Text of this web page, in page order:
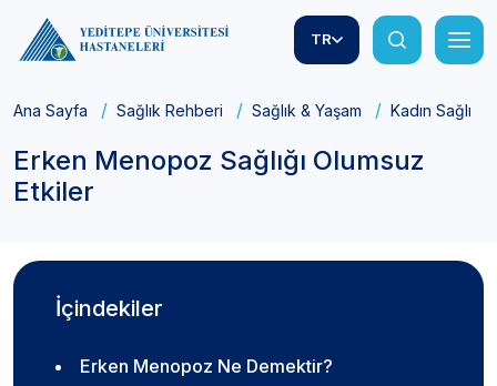
TR
Ana Sayfa Sağlık Rehberi Sağlık & Yaşam Kadın Sağlığı
Erken Menopoz Sağlığı Olumsuz
Etkiler
İçindekiler
Erken Menopoz Ne Demektir?